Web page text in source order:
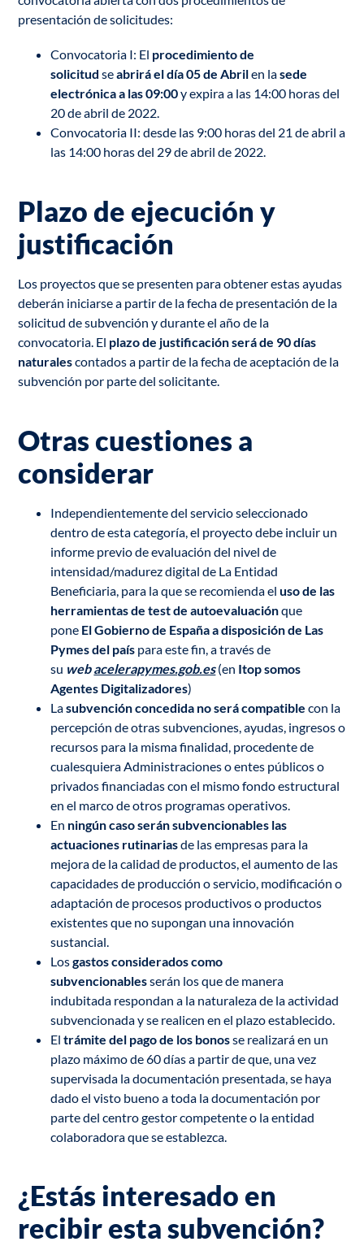
presentación de solicitudes:
Convocatoria I: El procedimiento de
solicitud seabrirá el día 05 de Abrilen lasede
electrónica a las 09:00y expira a las 14:00 horas del
20 de abril de 2022.
Convocatoria II: desde las 9:00 horas del 21 de abril a
las 14:00 horas del 29 de abril de 2022.
Plazo de ejecución y
justificación
Los proyectos que se presenten para obtener estas ayudas
deberán iniciarse a partir de la fecha de presentación de la
solicitud de subvención y durante el año de la
convocatoria. El plazo de justificación será de 90 días
naturalescontados a partir de la fecha de aceptación de la
subvención por parte del solicitante.
Otras cuestiones a
considerar
Independientemente del servicio seleccionado
dentro de esta categoría, el proyecto debe incluir un
informe previo de evaluación del nivel de
intensidad/madurez digital de La Entidad
Beneficiaria, para la que se recomienda eluso de las
herramientas de test de autoevaluaciónque
pone El Gobierno de España a disposición de Las
Pymes del país para este fin, a través de
su webacelerapymes.gob.es(en Itop somos
Agentes Digitalizadores)
Lasubvención concedida no será compatible con la
percepción de otras subvenciones, ayudas, ingresos o
recursos para la misma finalidad, procedente de
cualesquiera Administraciones o entes públicos o
privados financiadas con el mismo fondo estructural
en el marco de otros programas operativos.
En ningún casoserán subvencionables las
actuaciones rutinariasde las empresas para la
mejora de la calidad de productos, el aumento de las
capacidades de producción o servicio, modificación o
adaptación de procesos productivos o productos
existentes que no supongan una innovación
sustancial.
Losgastos considerados como
subvencionablesserán los que de manera
indubitada respondan a la naturaleza de la actividad
subvencionada y se realicen en el plazo establecido.
Eltrámite del pago de los bonosse realizará en un
plazo máximo de 60 días a partir de que, una vez
supervisada la documentación presentada, se haya
dado el visto bueno a toda la documentación por
parte del centro gestor competente o la entidad
colaboradora que se establezca.
¿Estás interesado en
recibir esta subvención?